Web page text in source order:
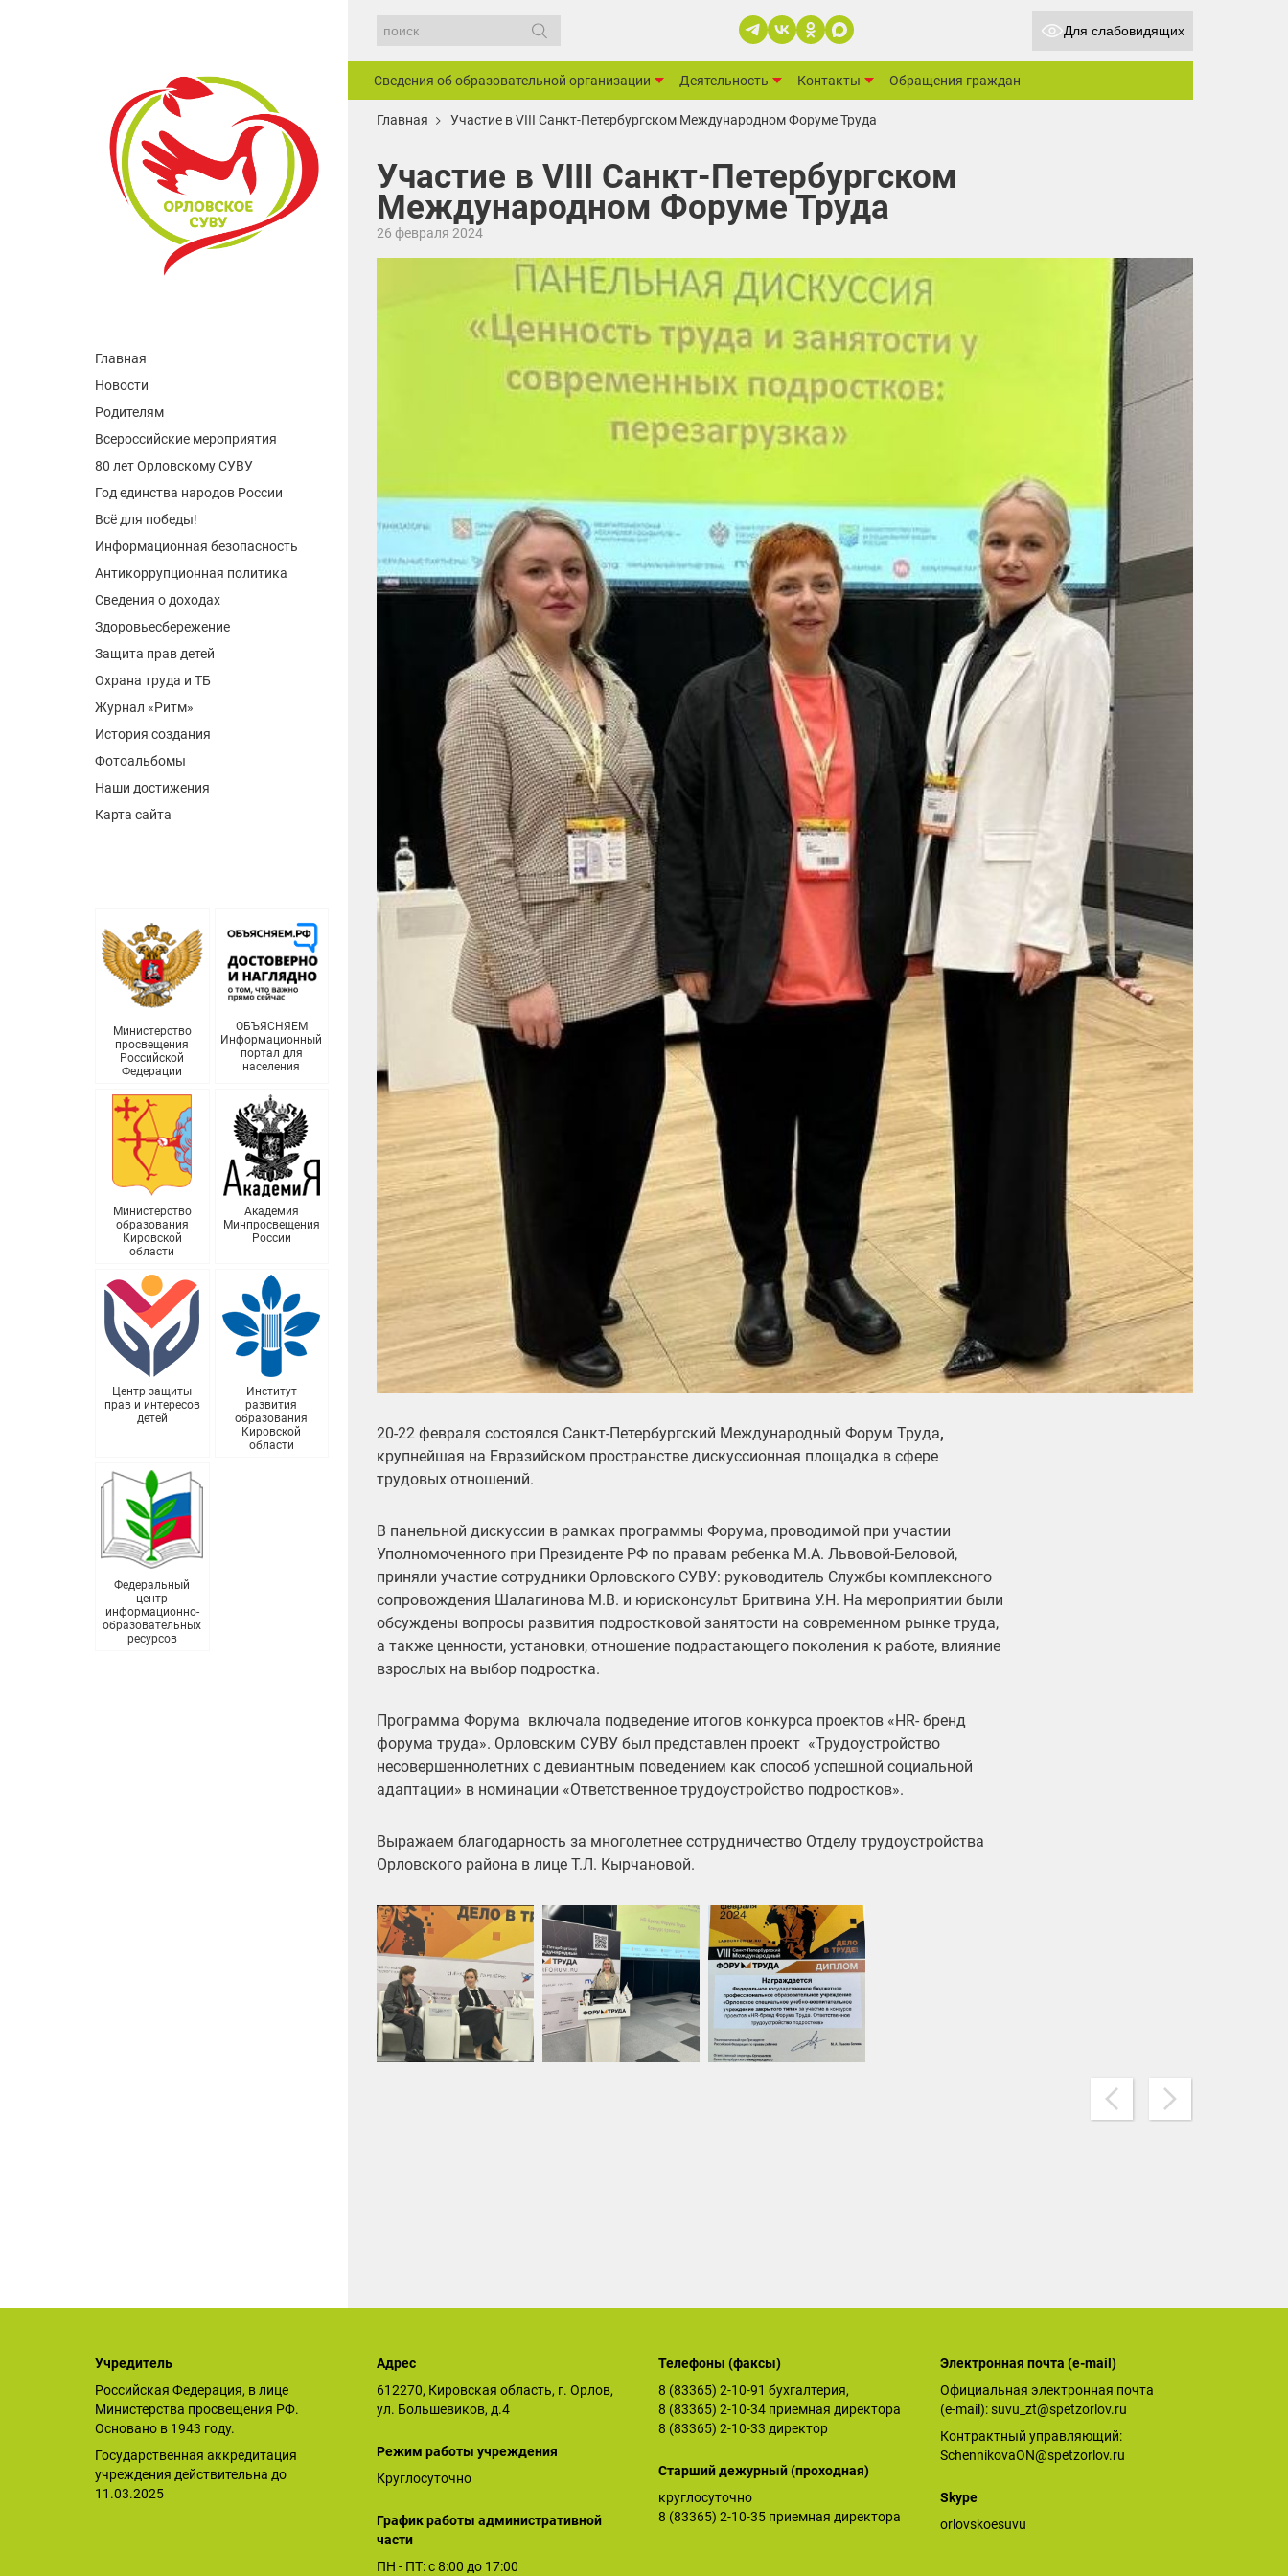
Главная
Новости
Родителям
Всероссийские мероприятия
80 лет Орловскому СУВУ
Год единства народов России
Всё для победы!
Информационная безопасность
Антикоррупционная политика
Сведения о доходах
Здоровьесбережение
Защита прав детей
Охрана труда и ТБ
Журнал «Ритм»
История создания
Фотоальбомы
Наши достижения
Карта сайта
Министерство
просвещения
Российской
Федерации
ОБЪЯСНЯЕМ
Информационный
портал для
населения
Министерство
образования
Кировской
области
Академия
Минпросвещения
России
Центр защиты
прав и интересов
детей
Институт
развития
образования
Кировской
области
Федеральный
центр
информационно-
образовательных
ресурсов
Для слабовидящих
Сведения об образовательной организации Деятельность Контакты Обращения граждан
Главная Участие в VIII Санкт-Петербургском Международном Форуме Труда
Участие в VIII Санкт-Петербургском
Международном Форуме Труда
26 февраля 2024
20-22 февраля состоялся Санкт-Петербургский Международный Форум Труда,
крупнейшая на Евразийском пространстве дискуссионная площадка в сфере
трудовых отношений.
В панельной дискуссии в рамках программы Форума, проводимой при участии
Уполномоченного при Президенте РФ по правам ребенка М.А. Львовой-Беловой,
приняли участие сотрудники Орловского СУВУ: руководитель Службы комплексного
сопровождения Шалагинова М.В. и юрисконсульт Бритвина У.Н. На мероприятии были
обсуждены вопросы развития подростковой занятости на современном рынке труда,
а также ценности, установки, отношение подрастающего поколения к работе, влияние
взрослых на выбор подростка.
Программа Форума включала подведение итогов конкурса проектов «HR- бренд
форума труда». Орловским СУВУ был представлен проект «Трудоустройство
несовершеннолетних с девиантным поведением как способ успешной социальной
адаптации» в номинации «Ответственное трудоустройство подростков».
Выражаем благодарность за многолетнее сотрудничество Отделу трудоустройства
Орловского района в лице Т.Л. Кырчановой.
Учредитель
Российская Федерация, в лице
Министерства просвещения РФ.
Основано в 1943 году.
Государственная аккредитация
учреждения действительна до
11.03.2025
Адрес
612270, Кировская область, г. Орлов,
ул. Большевиков, д.4
Режим работы учреждения
Круглосуточно
График работы административной
части
ПН - ПТ: с 8:00 до 17:00
Телефоны (факсы)
8 (83365) 2-10-91 бухгалтерия,
8 (83365) 2-10-34 приемная директора
8 (83365) 2-10-33 директор
Старший дежурный (проходная)
круглосуточно
8 (83365) 2-10-35 приемная директора
Электронная почта (е-mail)
Официальная электронная почта
(е-mail):suvu_zt@spetzorlov.ru
Контрактный управляющий:
SchennikovaON@spetzorlov.ru
Skype
orlovskoesuvu